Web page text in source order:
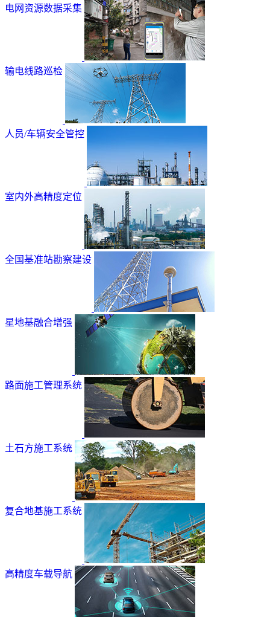
电网资源数据采集
输电线路巡检
人员/车辆安全管控
室内外高精度定位
全国基准站勘察建设
星地基融合增强
路面施工管理系统
土石方施工系统
复合地基施工系统
高精度车载导航